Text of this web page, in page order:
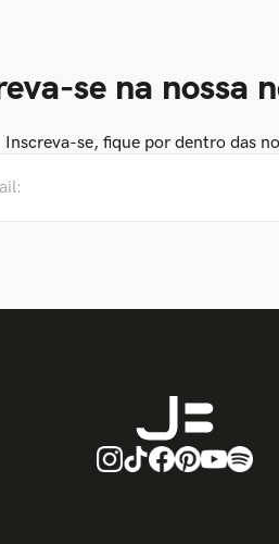
se na nossa
Inscreva-se, fique por dentro das